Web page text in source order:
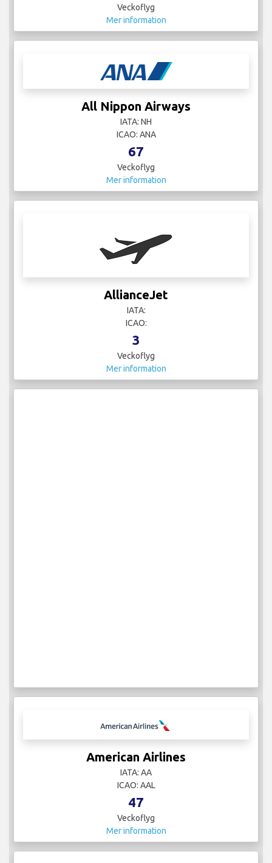
Veckoflyg
Mer information
All Nippon Airways
IATA: NH
ICAO: ANA
67
Veckoflyg
Mer information
AllianceJet
IATA:
ICAO:
3
Veckoflyg
Mer information
American Airlines
IATA: AA
ICAO: AAL
47
Veckoflyg
Mer information